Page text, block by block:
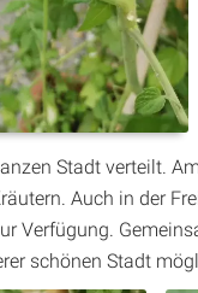
Stadt verteilt.
Auch in der
Verfügung.
schönen Stadt